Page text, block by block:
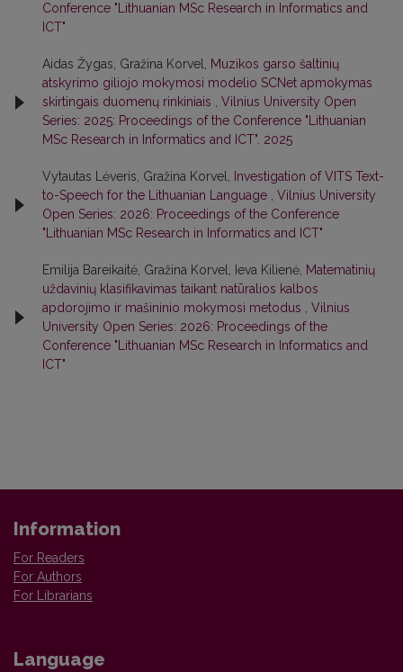
Conference "Lithuanian MSc Research in Informatics and
ICT"
Aidas Žygas, Gražina Korvel, Muzikos garso šaltinių
atskyrimo giliojo mokymosi modelio SCNet apmokymas
skirtingais duomenų rinkiniais , Vilnius University Open
Series: 2025: Proceedings of the Conference "Lithuanian
MSc Research in Informatics and ICT". 2025
Vytautas Lėveris, Gražina Korvel, Investigation of VITS Text-
to-Speech for the Lithuanian Language , Vilnius University
Open Series: 2026: Proceedings of the Conference
"Lithuanian MSc Research in Informatics and ICT"
Emilija Bareikaitė, Gražina Korvel, Ieva Kilienė, Matematinių
uždavinių klasifikavimas taikant natūralios kalbos
apdorojimo ir mašininio mokymosi metodus , Vilnius
University Open Series: 2026: Proceedings of the
Conference "Lithuanian MSc Research in Informatics and
ICT"
Information
For Readers
For Authors
For Librarians
Language